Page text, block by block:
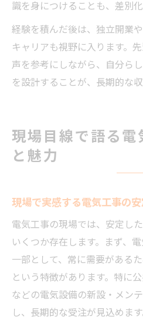
識を身につけることも、差別化
経験を積んだ後は、独立開業
キャリアも視野に入ります。
声を参考にしながら、自分ら
を設計することが、長期的な
現場目線で語る
と魅力
現場で実感する電気工事の
電気工事の現場では、安定し
いくつか存在します。まず、
一部として、常に需要がある
という特徴があります。特に
などの電気設備の新設・メン
し、長期的な受注が見込めます